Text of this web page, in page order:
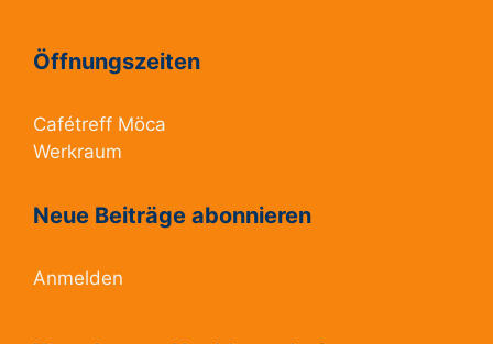
Öffnungszeiten
Cafétreff Möca
Werkraum
Neue Beiträge abonnieren
Anmelden